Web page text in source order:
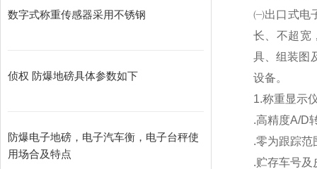
数字式称重传感器采用不锈钢
侦权 防爆地磅具体参数如下
防爆电子地磅，电子汽车衡，电子台秤使
用场合及特点
㈠出口式电
长、不超宽
具、组装图
设备。
1.称重显示
.高精度A/D
.零为跟踪范
.贮存车号及